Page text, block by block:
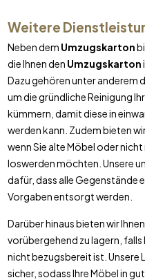
Weitere
Neben dem Umzugskarton
die Ihnen den Umzugskarton
Dazu gehören unter anderem
um die gründliche Reinigung
kümmern, damit diese in
werden kann. Zudem bieten
wenn Sie alte Möbel oder
loswerden möchten. Unsere
dafür, dass alle Gegenstände
Vorgaben entsorgt werden.
Darüber hinaus bieten wir
vorübergehend zu lagern, falls
nicht bezugsbereit ist. Unsere
sicher, sodass Ihre Möbel in